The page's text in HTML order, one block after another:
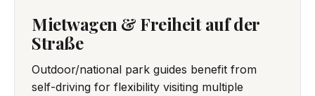
Mietwagen & Freiheit auf der
Straße
Outdoor/national park guides benefit from
self-driving for flexibility visiting multiple